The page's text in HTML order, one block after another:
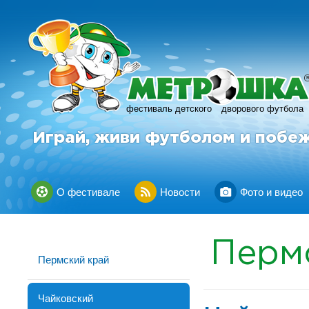
фестиваль детского дворового футбола
R
Играй, живи футболом и
О фестивале Новости Фото и видео
Пермский край
Чайковский